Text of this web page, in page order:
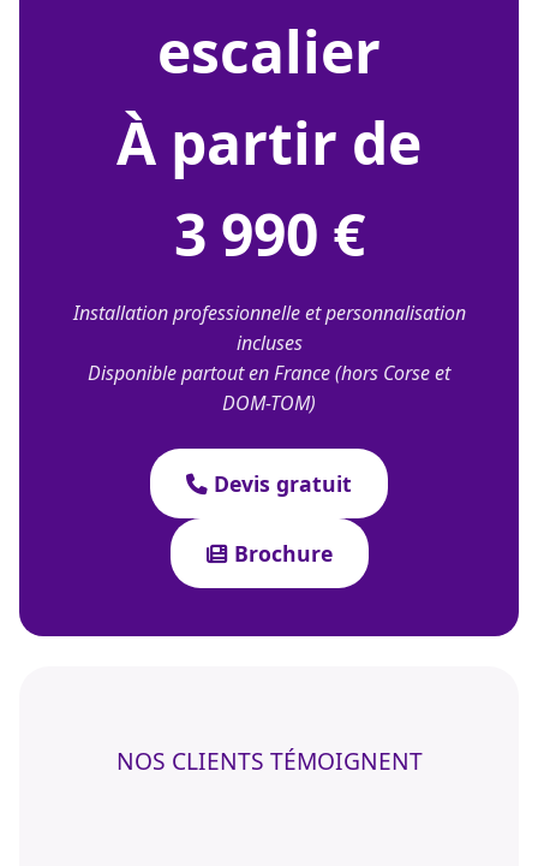
escalier
À partir de
3 990 €
Installation professionnelle et personnalisation
incluses
Disponible partout en France (hors Corse et
DOM-TOM)
Devis gratuit
Brochure
NOS CLIENTS TÉMOIGNENT